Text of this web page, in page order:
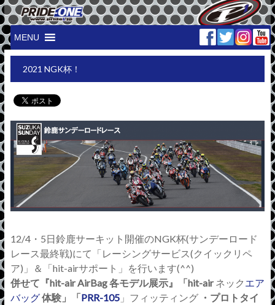
MENU
2021 NGK杯！
12/4・ 5日鈴鹿サーキット開催のNGK杯(サンデーロード
レース最終戦)にて「レーシングサービス (クイックリペ
ア) 」＆「hit-airサポート」を行います(^^)
併せて『hit-air AirBag各モデル展示』「hit-airネック エア
バッグ体験」「PRR-105」フィッティング ・プロトタイ